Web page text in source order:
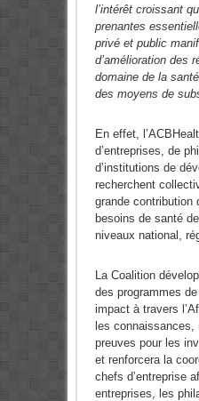
l’intérêt croissant
prenantes
privé et public
d’amélioration des
domaine de la
des moyens de
En effet,
d’entreprises, de
d’institutions de
recherchent
grande contribution
besoins de santé
niveaux national,
La Coalition
des programmes
impact à travers
les connaissances,
preuves pour les
et renforcera la
chefs d’entreprise
entreprises, les